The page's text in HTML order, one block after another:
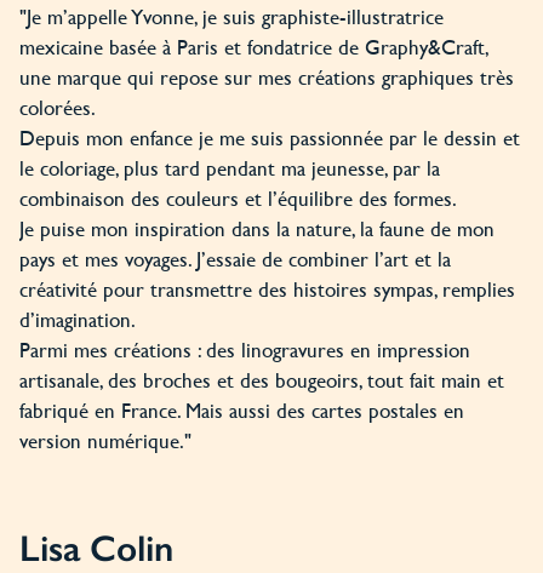
"Je m’appelle Yvonne, je suis graphiste-illustratrice
mexicaine basée à Paris et fondatrice de Graphy&Craft,
une marque qui repose sur mes créations graphiques très
colorées.
Depuis mon enfance je me suis passionnée par le dessin et
le coloriage, plus tard pendant ma jeunesse, par la
combinaison des couleurs et l’équilibre des formes.
Je puise mon inspiration dans la nature, la faune de mon
pays et mes voyages. J’essaie de combiner l’art et la
créativité pour transmettre des histoires sympas, remplies
d’imagination.
Parmi mes créations : des linogravures en impression
artisanale, des broches et des bougeoirs, tout fait main et
fabriqué en France. Mais aussi des cartes postales en
version numérique."
Lisa Colin